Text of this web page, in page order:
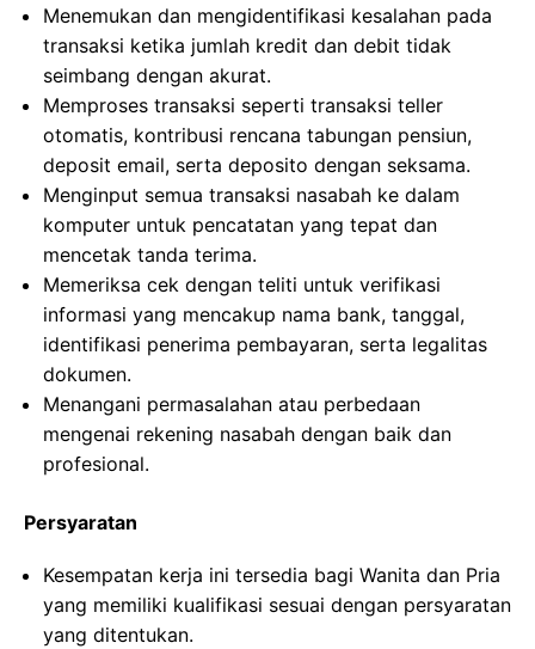
Menemukan dan mengidentifikasi kesalahan pada
transaksi ketika jumlah kredit dan debit tidak
seimbang dengan akurat.
Memproses transaksi seperti transaksi teller
otomatis, kontribusi rencana tabungan pensiun,
deposit email, serta deposito dengan seksama.
Menginput semua transaksi nasabah ke dalam
komputer untuk pencatatan yang tepat dan
mencetak tanda terima.
Memeriksa cek dengan teliti untuk verifikasi
informasi yang mencakup nama bank, tanggal,
identifikasi penerima pembayaran, serta legalitas
dokumen.
Menangani permasalahan atau perbedaan
mengenai rekening nasabah dengan baik dan
profesional.
Persyaratan
Kesempatan kerja ini tersedia bagi Wanita dan Pria
yang memiliki kualifikasi sesuai dengan persyaratan
yang ditentukan.